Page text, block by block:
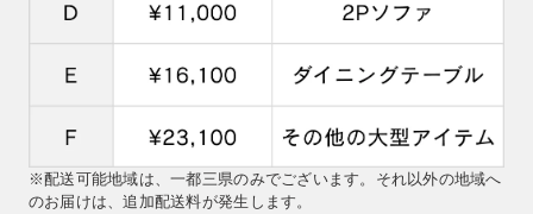
※配送可能地域は、一都三県のみでございます。それ以外の地域へ
のお届けは、追加配送料が発生します。